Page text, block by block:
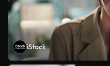
iStock